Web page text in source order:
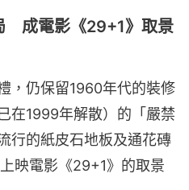
成電影《29+1》取景
，仍保留1960年代的裝修
在1999年解散）的「嚴禁
行的紙皮石地板及通花磚
映電影《29+1》的取景